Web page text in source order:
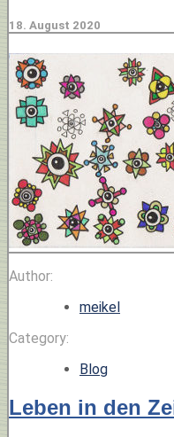
18. August 2020
Author:
meikel
Category:
Blog
Leben in den